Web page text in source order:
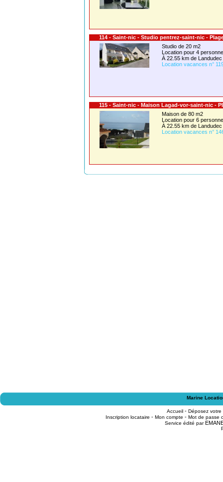
114 - Saint-nic - Studio pentrez-saint-nic -
Studio de 20 m2
Location pour 4
À 22.55 km de Landudec
Location vacances n°
115 - Saint-nic - Maison Lagad-vor-saint-nic -
Maison de 80 m2
Location pour 6
À 22.55 km de Landudec
Location vacances n°
Marine
Accueil - Déposez
Inscription locataire - Mon compte - Mot de passe
Service édité par